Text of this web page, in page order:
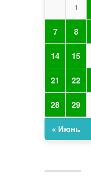
1
7 8
14 15
21 22
28 29
« Июнь